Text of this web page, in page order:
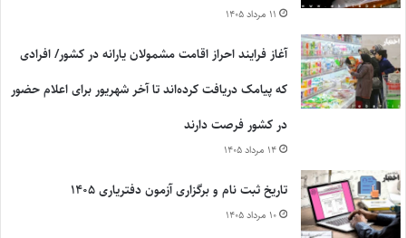
۱۱ مرداد ۱۴۰۵
آغاز فرایند احراز اقامت مشمولان یارانه در کشور/ افرادی
که پیامک دریافت کرده‌اند تا آخر شهریور برای اعلام حضور
در کشور فرصت دارند
۱۴ مرداد ۱۴۰۵
تاریخ ثبت نام و برگزاری آزمون دفتریاری ۱۴۰۵
۱۰ مرداد ۱۴۰۵